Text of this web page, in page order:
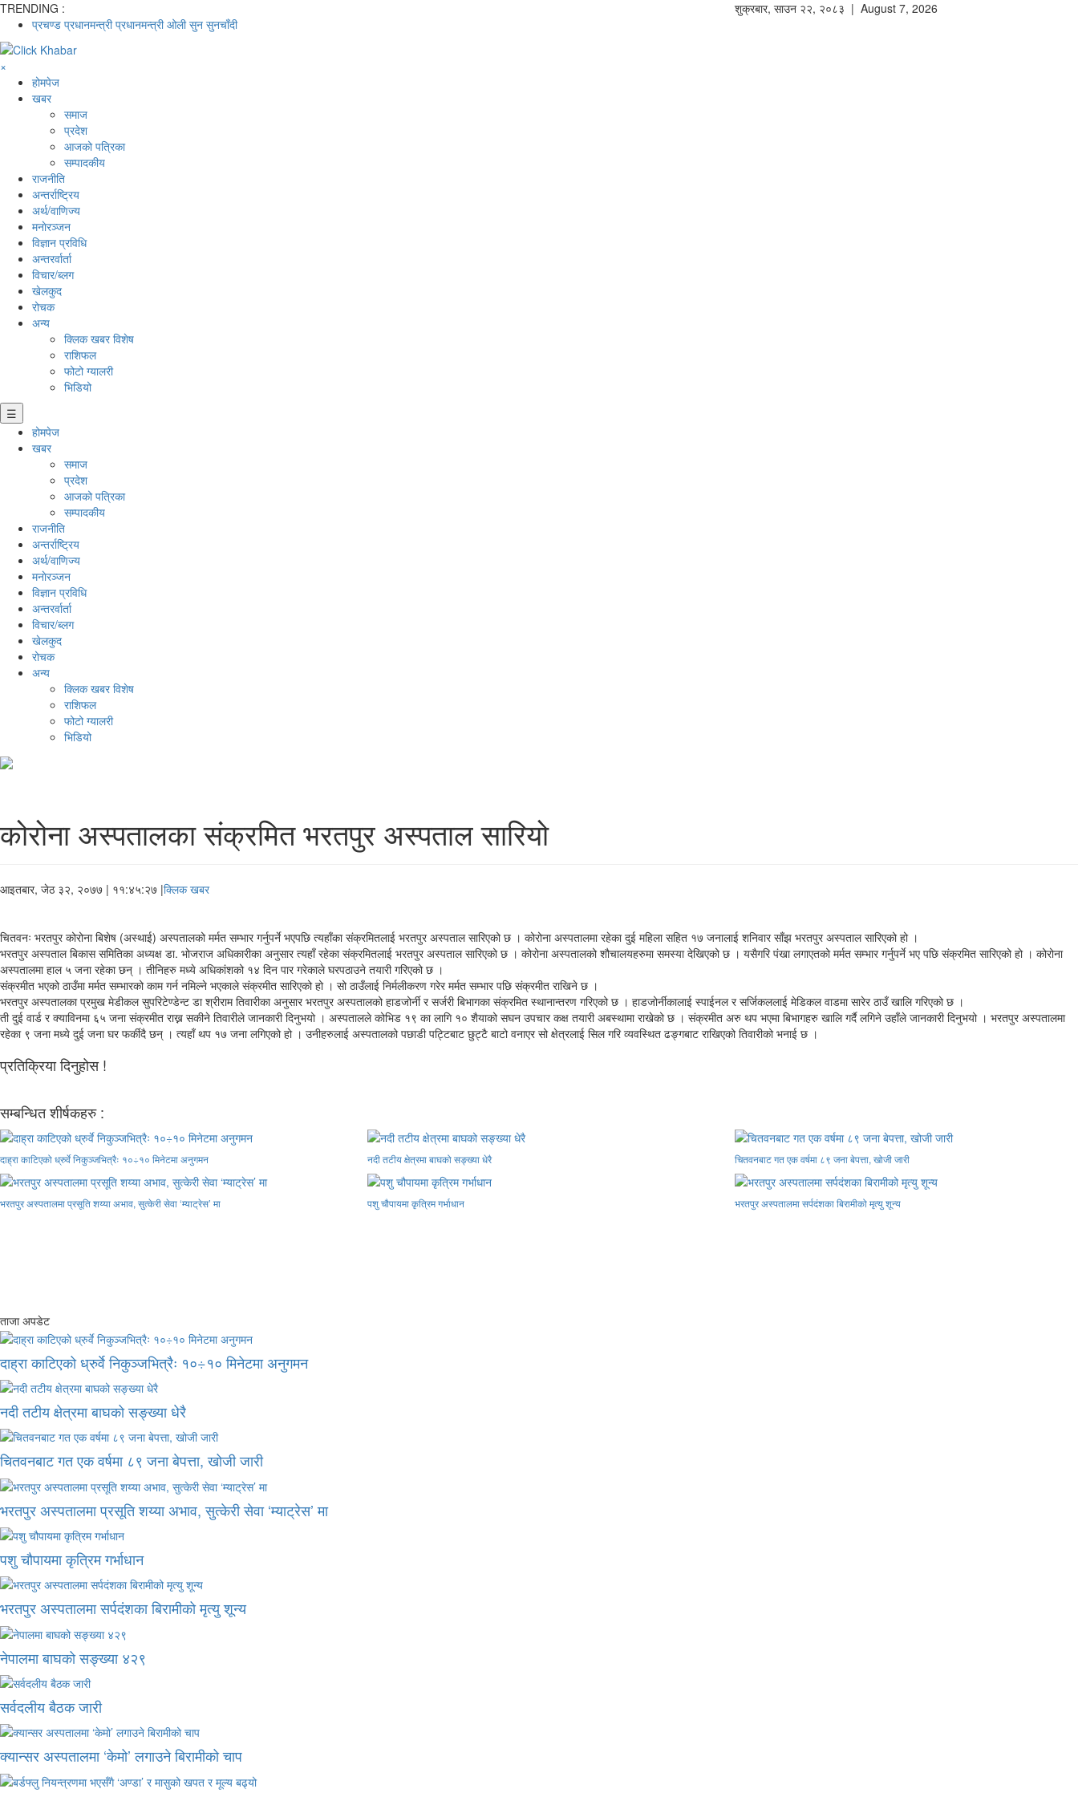
TRENDING :
प्रचण्ड प्रधानमन्त्री प्रधानमन्त्री ओली सुन सुनचाँदी
शुक्रबार, साउन २२, २०८३ | August 7, 2026
×
होमपेज
खबर
समाज
प्रदेश
आजको पत्रिका
सम्पादकीय
राजनीति
अन्तर्राष्ट्रिय
अर्थ/वाणिज्य
मनाेरञ्जन
विज्ञान प्रविधि
अन्तरर्वार्ता
विचार/ब्लग
खेलकुद
रोचक
अन्य
क्लिक खबर विशेष
राशिफल
फोटो ग्यालरी
भिडियो
☰
होमपेज
खबर
समाज
प्रदेश
आजको पत्रिका
सम्पादकीय
राजनीति
अन्तर्राष्ट्रिय
अर्थ/वाणिज्य
मनाेरञ्जन
विज्ञान प्रविधि
अन्तरर्वार्ता
विचार/ब्लग
खेलकुद
रोचक
अन्य
क्लिक खबर विशेष
राशिफल
फोटो ग्यालरी
भिडियो
कोरोना अस्पतालका संक्रमित भरतपुर अस्पताल सारियो
आइतबार, जेठ ३२, २०७७ | ११:४५:२७ |क्लिक खबर
चितवनः भरतपुर कोरोना बिशेष (अस्थाई) अस्पतालको मर्मत सम्भार गर्नुपर्ने भएपछि त्यहाँका संक्रमितलाई भरतपुर अस्पताल सारिएको छ । कोरोना अस्पतालमा रहेका दुई महिला सहित १७ जनालाई शनिवार साँझ भरतपुर अस्पताल सारिएको हो ।
भरतपुर अस्पताल बिकास समितिका अध्यक्ष डा. भोजराज अधिकारीका अनुसार त्यहाँ रहेका संक्रमितलाई भरतपुर अस्पताल सारिएको छ । कोरोना अस्पतालको शौचालयहरुमा समस्या देखिएको छ । यसैगरि पंखा लगाएतको मर्मत सम्भार गर्नुपर्ने भए पछि संक्रमित सारिएको हो । कोरोना
अस्पतालमा हाल ५ जना रहेका छन् । तीनिहरु मध्ये अधिकांशको १४ दिन पार गरेकाले घरपठाउने तयारी गरिएको छ ।
संक्रमीत भएको ठाउँमा मर्मत सम्भारको काम गर्न नमिल्ने भएकाले संक्रमीत सारिएको हो । सो ठाउँलाई निर्मलीकरण गरेर मर्मत सम्भार पछि संक्रमीत राखिने छ ।
भरतपुर अस्पतालका प्रमुख मेडीकल सुपरिटेण्डेन्ट डा श्रीराम तिवारीका अनुसार भरतपुर अस्पतालको हाडजोर्नी र सर्जरी बिभागका संक्रमित स्थानान्तरण गरिएको छ । हाडजोर्नीकालाई स्पाईनल र सर्जिकललाई मेडिकल वाडमा सारेर ठाउँ खालि गरिएको छ ।
ती दुई वार्ड र क्याविनमा ६५ जना संक्रमीत राख्न सकीने तिवारीले जानकारी दिनुभयो । अस्पतालले कोभिड १९ का लागि १० शैयाको सघन उपचार कक्ष तयारी अबस्थामा राखेको छ । संक्रमीत अरु थप भएमा बिभागहरु खालि गर्दै लगिने उहाँले जानकारी दिनुभयो । भरतपुर अस्पतालमा
रहेका ९ जना मध्ये दुई जना घर फर्कीदै छन् । त्यहाँ थप १७ जना लगिएको हो । उनीहरुलाई अस्पतालको पछाडी पट्टिबाट छुट्टै बाटो वनाएर सो क्षेत्रलाई सिल गरि व्यवस्थित ढङ्गबाट राखिएको तिवारीको भनाई छ ।
प्रतिक्रिया दिनुहोस !
सम्बन्धित शीर्षकहरु :
दाह्रा काटिएको ध्रुर्वे निकुञ्जभित्रैः १०÷१० मिनेटमा अनुगमन नदी तटीय क्षेत्रमा बाघको सङ्ख्या धेरै चितवनबाट गत एक वर्षमा ८९ जना बेपत्ता, खोजी जारी
भरतपुर अस्पतालमा प्रसूति शय्या अभाव, सुत्केरी सेवा ‘म्याट्रेस’ मा पशु चौपायमा कृत्रिम गर्भाधान भरतपुर अस्पतालमा सर्पदंशका बिरामीको मृत्यु शून्य
ताजा अपडेट
दाह्रा काटिएको ध्रुर्वे निकुञ्जभित्रैः १०÷१० मिनेटमा अनुगमन
नदी तटीय क्षेत्रमा बाघको सङ्ख्या धेरै
चितवनबाट गत एक वर्षमा ८९ जना बेपत्ता, खोजी जारी
भरतपुर अस्पतालमा प्रसूति शय्या अभाव, सुत्केरी सेवा ‘म्याट्रेस’ मा
पशु चौपायमा कृत्रिम गर्भाधान
भरतपुर अस्पतालमा सर्पदंशका बिरामीको मृत्यु शून्य
नेपालमा बाघको सङ्ख्या ४२९
सर्वदलीय बैठक जारी
क्यान्सर अस्पतालमा ‘केमो’ लगाउने बिरामीको चाप